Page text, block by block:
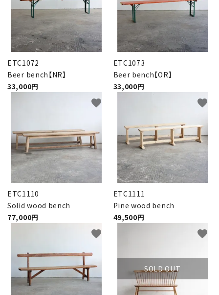
ドア
雑貨
その他
BRAND
卸販売
デザイナーまとめ
メンテナンスについて
ギャラリー・シーン
納品事例
ETC1072
Beer bench【NR】
33,000円
ETC1073
Beer bench【OR】
33,000円
ETC1110
Solid wood bench
77,000円
favorite
ETC1111
Pine wood bench
49,500円
favorite
favorite
SOLD OUT
favorite